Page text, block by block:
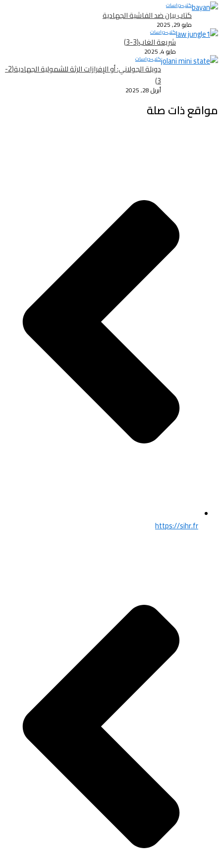
كتب-دراسات
كتاب بيان ضد الفاشية الجهادية
مايو 29, 2025
كتب-دراسات
شريعة الغاب(3-3)
مايو 4, 2025
كتب-دراسات
دويلة الجولاني: أو الإفرازات الرثة للشمولية الجهادية(2-
3)
أبريل 28, 2025
مواقع ذات صلة
https://sihr.fr